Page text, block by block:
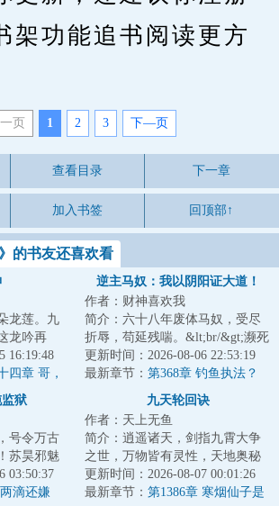
架功能追书阅读更方
页 1 2 3 下—页
查看目录 下一章
加入书签 回顶部↑
的书友还喜欢看
龙莲。九
龙吟再
16:19:48
四章 哥，
逆主马奴：我以阴阳证大道！
作者：财神喜欢我
简介：六十八年废体马奴，受尽
折辱，苟延残喘。&lt;br/&gt;濒死
绝望之际，觉醒【万嗣天骄系
统】！&lt;br/...
更新时间：2026-08-06 22:53:19
最新章节： 第368章 钓鱼执法？
狱
号令万古
苏昊邪魅
，可实力
03:50:37
滴还嫌
九天轮回诀
作者：天上无鱼
简介：逍遥诸天，剑指九霄大争
之世，万物皆有灵性，天地奥秘
无穷。少年自凡尘中崛起，睁眼
看见这世界，却...
更新时间：2026-08-07 00:01:26
最新章节： 第1386章 寒烟仙子是